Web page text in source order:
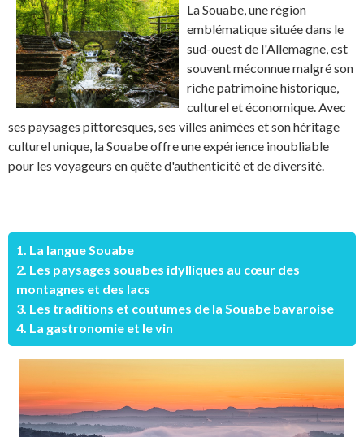
La Souabe, une région
emblématique située dans le
sud-ouest de l'Allemagne, est
souvent méconnue malgré son
riche patrimoine historique,
culturel et économique. Avec
ses paysages pittoresques, ses villes animées et son héritage
culturel unique, la Souabe offre une expérience inoubliable
pour les voyageurs en quête d'authenticité et de diversité.
1. La langue Souabe
2. Les paysages souabes idylliques au cœur des
montagnes et des lacs
3. Les traditions et coutumes de la Souabe bavaroise
4. La gastronomie et le vin